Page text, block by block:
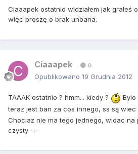
Ciaaapek ostatnio widziałem jak grałeś
więc proszę o brak unbana.
Ciaaapek 0
Opublikowano 19 Grudnia 2012
TAAAK ostatnio ? hmm... kiedy ?
teraz jest ban za cos innego, ss są wiec
Chociaz nie ma tego jednego, widac na
czysty -.-